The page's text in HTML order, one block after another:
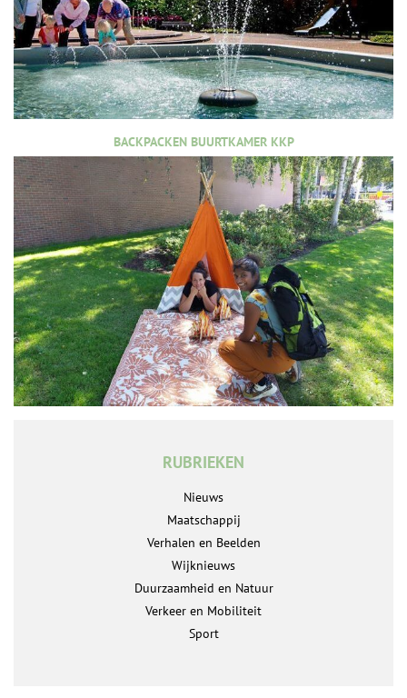
BACKPACKEN BUURTKAMER KKP
RUBRIEKEN
Nieuws
Maatschappij
Verhalen en Beelden
Wijknieuws
Duurzaamheid en Natuur
Verkeer en Mobiliteit
Sport